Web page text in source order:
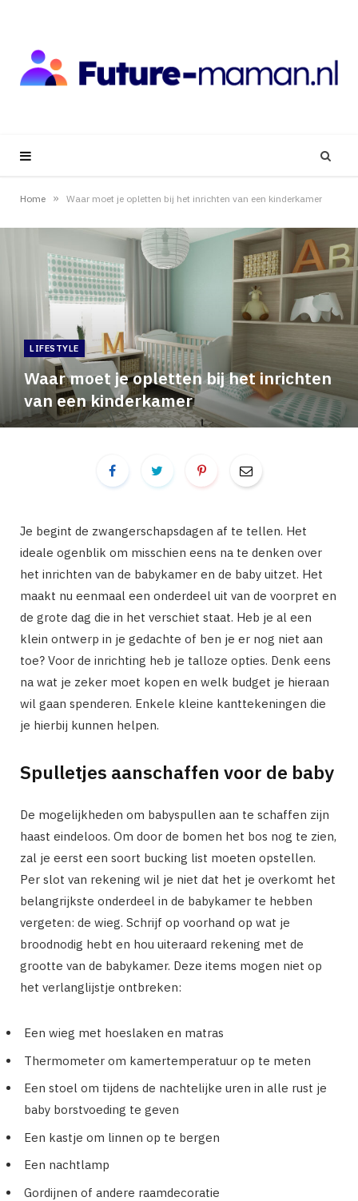
Home » Waar moet je opletten bij het inrichten van een kinderkamer
LIFESTYLE
Waar moet je opletten bij het inrichten
van een kinderkamer
Je begint de zwangerschapsdagen af te tellen. Het
ideale ogenblik om misschien eens na te denken over
het inrichten van de babykamer en de baby uitzet. Het
maakt nu eenmaal een onderdeel uit van de voorpret en
de grote dag die in het verschiet staat. Heb je al een
klein ontwerp in je gedachte of ben je er nog niet aan
toe? Voor de inrichting heb je talloze opties. Denk eens
na wat je zeker moet kopen en welk budget je hieraan
wil gaan spenderen. Enkele kleine kanttekeningen die
je hierbij kunnen helpen.
Spulletjes aanschaffen voor de baby
De mogelijkheden om babyspullen aan te schaffen zijn
haast eindeloos. Om door de bomen het bos nog te zien,
zal je eerst een soort bucking list moeten opstellen.
Per slot van rekening wil je niet dat het je overkomt het
belangrijkste onderdeel in de babykamer te hebben
vergeten: de wieg. Schrijf op voorhand op wat je
broodnodig hebt en hou uiteraard rekening met de
grootte van de babykamer. Deze items mogen niet op
het verlanglijstje ontbreken:
Een wieg met hoeslaken en matras
Thermometer om kamertemperatuur op te meten
Een stoel om tijdens de nachtelijke uren in alle rust je
baby borstvoeding te geven
Een kastje om linnen op te bergen
Een nachtlamp
Gordijnen of andere raamdecoratie